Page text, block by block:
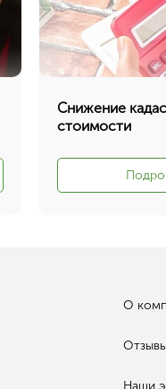
Снижение
стоимости
О
Наши